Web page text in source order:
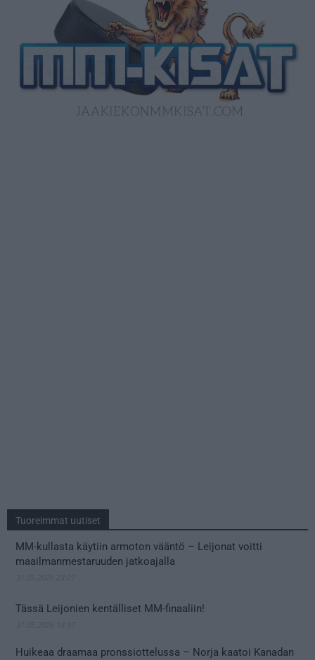
Tuoreimmat uutiset
MM-kullasta käytiin armoton vääntö – Leijonat voitti
maailmanmestaruuden jatkoajalla
Tässä Leijonien kentälliset MM-finaaliin!
Huikeaa draamaa pronssiottelussa – Norja kaatoi Kanadan